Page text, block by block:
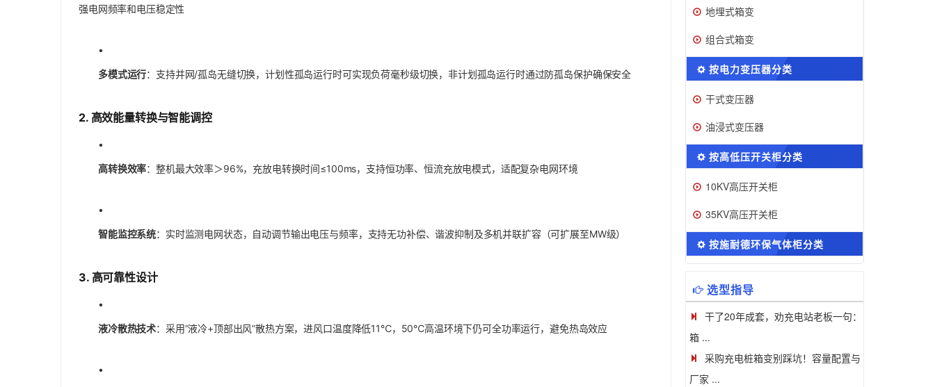
强电网频率和电压稳定性
•
多模式运行：支持并网/孤岛无缝切换，计划性孤岛运行时可实现负荷毫秒级切换，非计划孤岛运行时通过防孤岛保护确保安全
2. 高效能量转换与智能调控
•
高转换效率：整机最大效率＞96%，充放电转换时间≤100ms，支持恒功率、恒流充放电模式，适配复杂电网环境
•
智能监控系统：实时监测电网状态，自动调节输出电压与频率，支持无功补偿、谐波抑制及多机并联扩容（可扩展至MW级）
3. 高可靠性设计
•
液冷散热技术：采用“液冷+顶部出风”散热方案，进风口温度降低11℃，50℃高温环境下仍可全功率运行，避免热岛效应
•
地埋式箱变
组合式箱变
按电力变压器分类
干式变压器
油浸式变压器
按高低压开关柜分类
10KV高压开关柜
35KV高压开关柜
按施耐德环保气体柜分类
选型指导
干了20年成套，劝充电站老板一句：
箱 ...
采购充电桩箱变别踩坑！容量配置与
厂家 ...